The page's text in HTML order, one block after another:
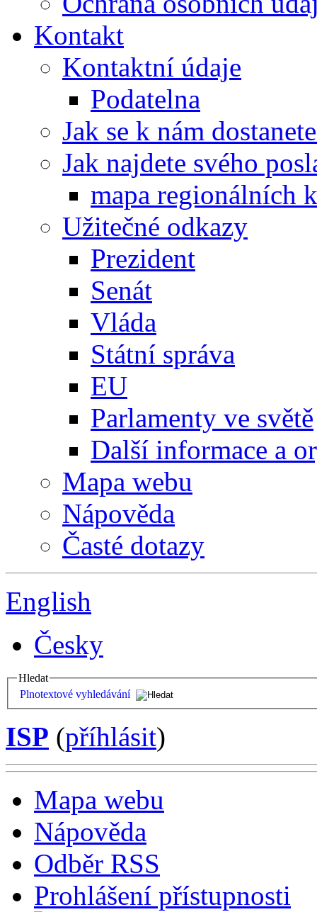
Kontakt
Kontaktní údaje
Podatelna
Jak se k nám
Jak najdete svého
mapa regionálních
Užitečné odkazy
Prezident
Senát
Vláda
Státní správa
EU
Parlamenty ve světě
Další informace a
Mapa webu
Nápověda
Časté dotazy
English
Česky
Hledat
Plnotextové vyhledávání
ISP (příhlásit)
Mapa webu
Nápověda
Odběr RSS
Prohlášení přístupnosti